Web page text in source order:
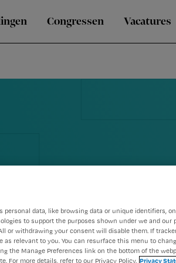
Congressen Vacatures
Verklaring
personal data, like browsing data or unique identifiers,
to support the purposes shown under we and our
or withdrawing your consent will disable them. If
as relevant to you. You can resurface this menu to
the Manage Preferences link on the bottom of the
For more details, refer to our Privacy Policy. Privacy